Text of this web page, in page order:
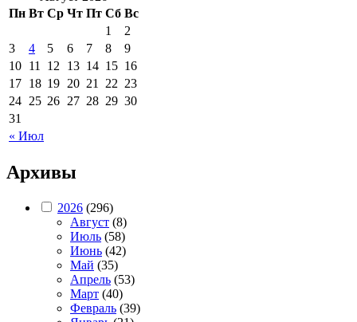
Пн Вт Ср Чт Пт Сб Вс
« Июл
1
2
3
4 5 6 7 8
9
10 11 12 13 14 15 16
17 18 19 20 21 22 23
24 25 26 27 28 29 30
31
Архивы
2026 (296)
Август (8)
Июль (58)
Июнь (42)
Май (35)
Апрель (53)
Март (40)
Февраль (39)